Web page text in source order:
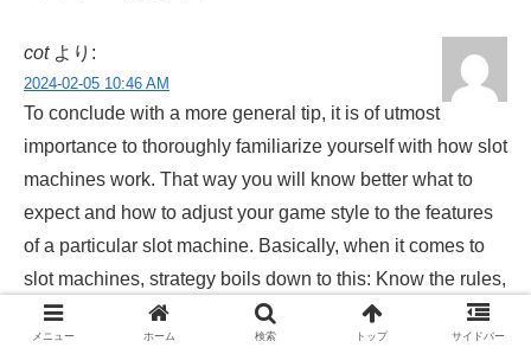
cot より:
2024-02-05 10:46 AM
To conclude with a more general tip, it is of utmost
importance to thoroughly familiarize yourself with how slot
machines work. That way you will know better what to
expect and how to adjust your game style to the features
of a particular slot machine. Basically, when it comes to
slot machines, strategy boils down to this: Know the rules,
your probability of winning, and the expected payouts;
dispel any myths; and quit while you’re ahead. If you win
メニュー ホーム 検索 トップ サイドバー